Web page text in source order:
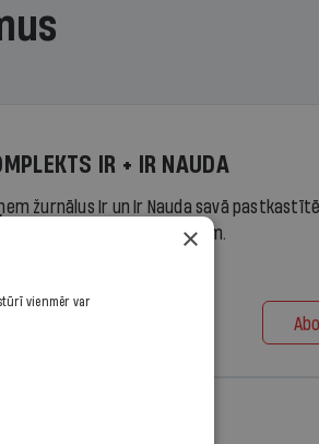
IR + IR NAUDA
žurnālus Ir un Ir Nauda savā
piekļuvi portāla ir.lv saturam.
×
vienmēr var